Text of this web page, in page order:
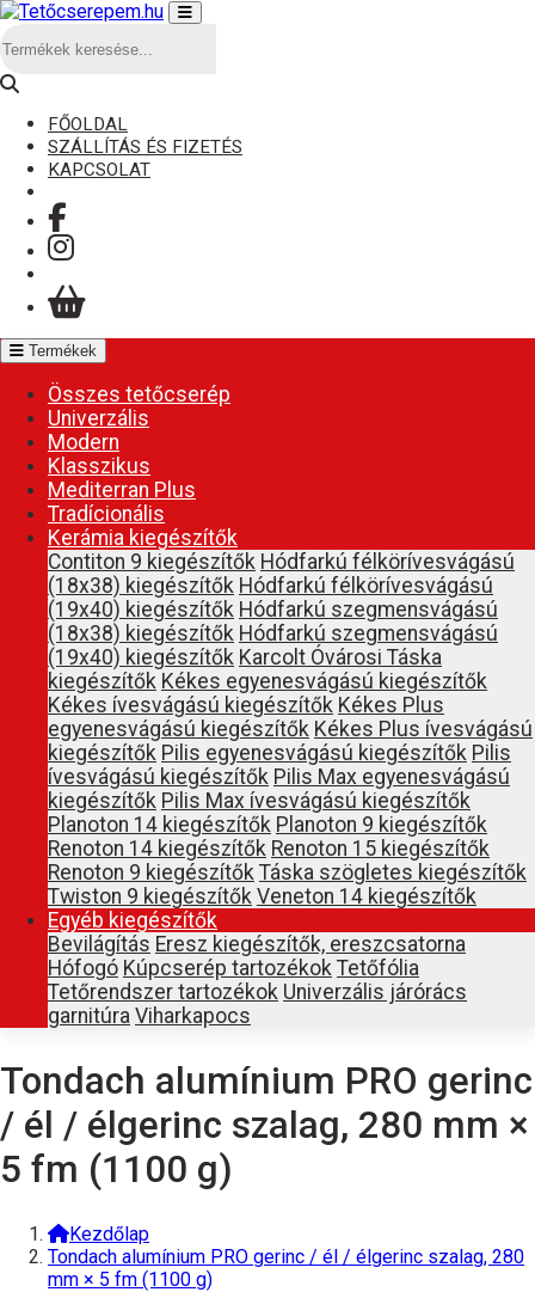
FŐOLDAL
SZÁLLÍTÁS ÉS FIZETÉS
KAPCSOLAT
Termékek
Összes tetőcserép
Univerzális
Modern
Klasszikus
Mediterran Plus
Tradícionális
Kerámia kiegészítők
Contiton 9 kiegészítők Hódfarkú félkörívesvágású
(18x38) kiegészítők Hódfarkú félkörívesvágású
(19x40) kiegészítők Hódfarkú szegmensvágású
(18x38) kiegészítők Hódfarkú szegmensvágású
(19x40) kiegészítők Karcolt Óvárosi Táska
kiegészítők Kékes egyenesvágású kiegészítők
Kékes ívesvágású kiegészítők Kékes Plus
egyenesvágású kiegészítők Kékes Plus ívesvágású
kiegészítők Pilis egyenesvágású kiegészítők Pilis
ívesvágású kiegészítők Pilis Max egyenesvágású
kiegészítők Pilis Max ívesvágású kiegészítők
Planoton 14 kiegészítők Planoton 9 kiegészítők
Renoton 14 kiegészítők Renoton 15 kiegészítők
Renoton 9 kiegészítők Táska szögletes kiegészítők
Twiston 9 kiegészítők Veneton 14 kiegészítők
Egyéb kiegészítők
Bevilágítás Eresz kiegészítők, ereszcsatorna
Hófogó Kúpcserép tartozékok Tetőfólia
Tetőrendszer tartozékok Univerzális járórács
garnitúra Viharkapocs
Tondach alumínium PRO gerinc
/ él / élgerinc szalag, 280 mm ×
5 fm (1100 g)
Kezdőlap
Tondach alumínium PRO gerinc / él / élgerinc szalag, 280
mm × 5 fm (1100 g)